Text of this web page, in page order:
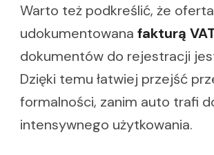
Warto też podkreślić, że
udokumentowana fakturą
dokumentów do rejestracji
Dzięki temu łatwiej przejść
formalności, zanim auto trafi
intensywnego użytkowania.